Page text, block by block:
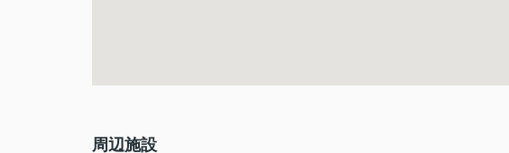
周辺施設